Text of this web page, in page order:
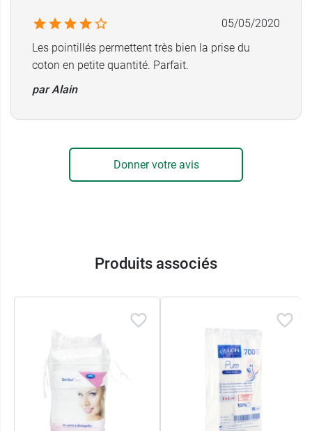
05/05/2020
Les pointillés permettent très bien la prise du
coton en petite quantité. Parfait.
par Alain
Donner votre avis
Produits associés